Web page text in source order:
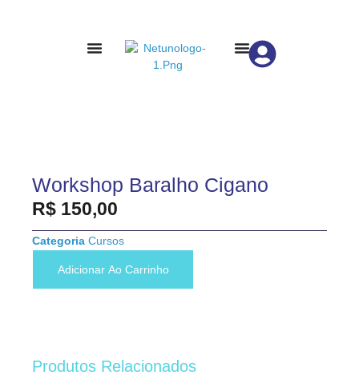
Workshop Baralho Cigano
R$ 150,00
Categoria Cursos
Adicionar Ao Carrinho
Produtos Relacionados